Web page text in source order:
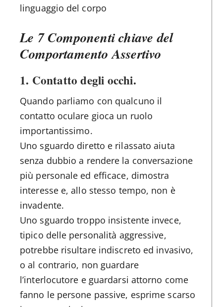
linguaggio del corpo
Le 7 Componenti chiave del
Comportamento Assertivo
1. Contatto degli occhi.
Quando parliamo con qualcuno il
contatto oculare gioca un ruolo
importantissimo.
Uno sguardo diretto e rilassato aiuta
senza dubbio a rendere la conversazione
più personale ed efficace, dimostra
interesse e, allo stesso tempo, non è
invadente.
Uno sguardo troppo insistente invece,
tipico delle personalità aggressive,
potrebbe risultare indiscreto ed invasivo,
o al contrario, non guardare
l’interlocutore e guardarsi attorno come
fanno le persone passive, esprime scarso